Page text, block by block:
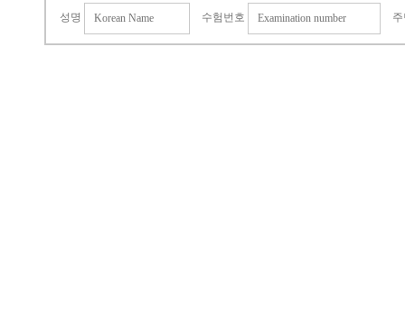
성명 수험번호